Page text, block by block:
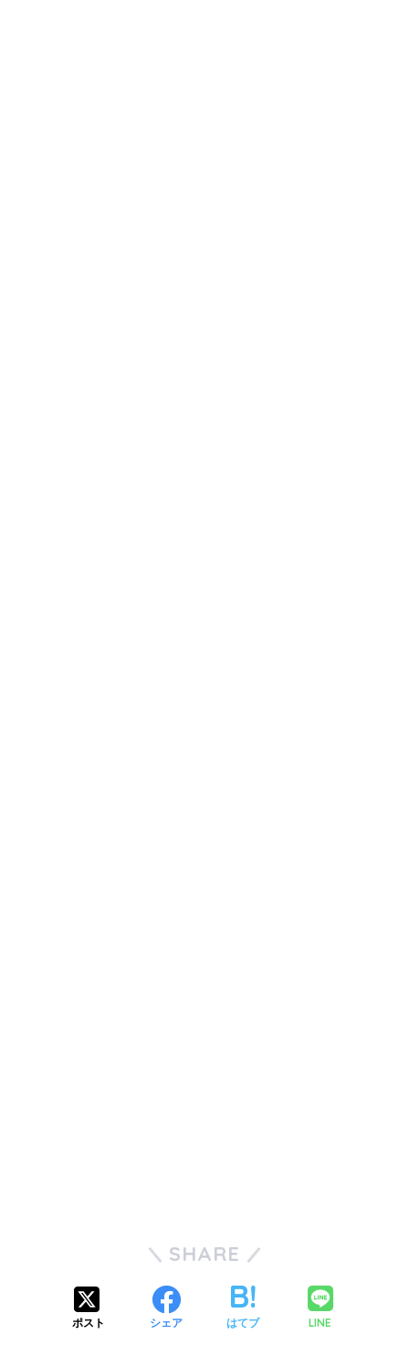
SHARE
ポスト シェア はてブ LINE